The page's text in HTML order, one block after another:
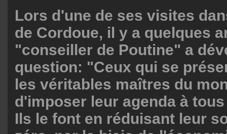
Lors d'une de ses visites
de Cordoue, il y a quelques
"conseiller de Poutine" a
question: "Ceux qui se
les véritables maîtres du
d'imposer leur agenda à
Ils le font en réduisant leur